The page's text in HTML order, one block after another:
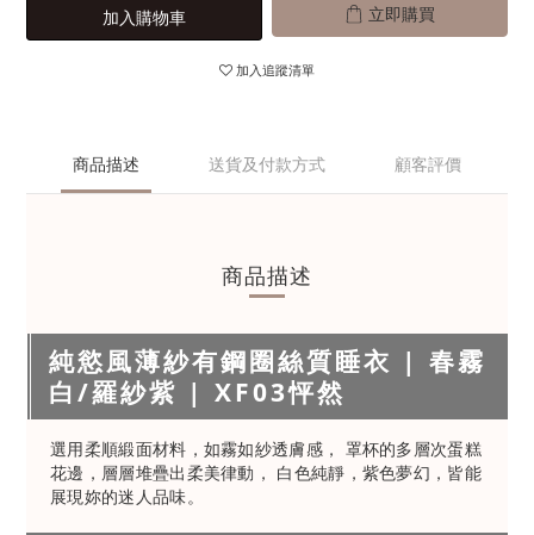
加入購物車 立即購買
加入追蹤清單
商品描述 送貨及付款方式 顧客評價
商品描述
純慾風薄紗有鋼圈絲質睡衣 | 春霧
白/羅紗紫 | XF03怦然
選用柔順緞面材料，如霧如紗透膚感， 罩杯的多層次蛋糕
花邊，層層堆疊出柔美律動， 白色純靜，紫色夢幻，皆能
展現妳的迷人品味。